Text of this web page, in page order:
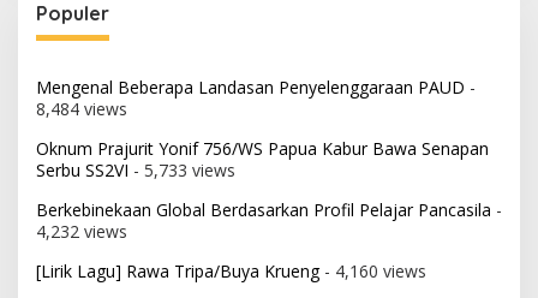
Populer
Mengenal Beberapa Landasan Penyelenggaraan PAUD -
8,484 views
Oknum Prajurit Yonif 756/WS Papua Kabur Bawa Senapan
Serbu SS2VI - 5,733 views
Berkebinekaan Global Berdasarkan Profil Pelajar Pancasila -
4,232 views
[Lirik Lagu] Rawa Tripa/Buya Krueng- 4,160 views